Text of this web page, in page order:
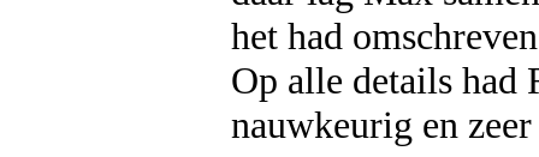
het had
Op alle details had
nauwkeurig en